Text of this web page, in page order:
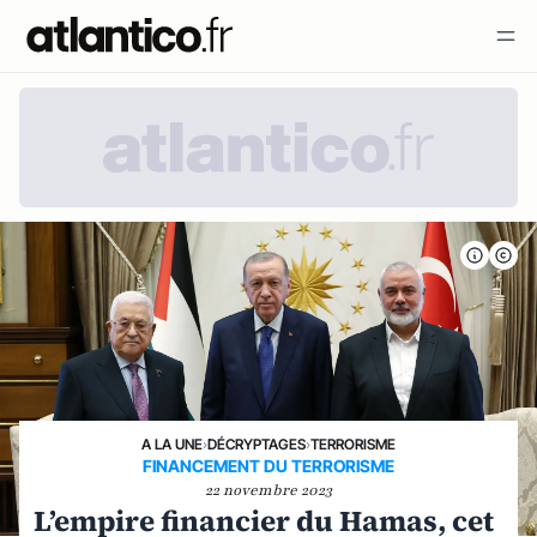
A LA UNE›DÉCRYPTAGES›TERRORISME
FINANCEMENT DU TERRORISME
22 novembre 2023
L’empire financier du Hamas, cet